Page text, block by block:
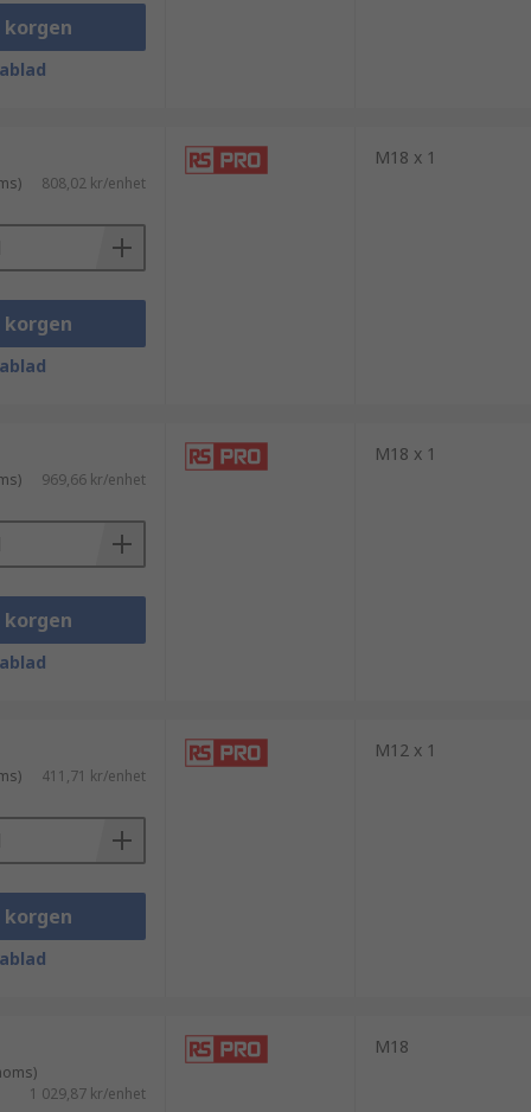
korgen
808,02 kr/enhet
korgen
M18 x 1
969,66 kr/enhet
korgen
M18 x 1
411,71 kr/enhet
korgen
M12 x 1
1 029,87 kr/enhet
M18